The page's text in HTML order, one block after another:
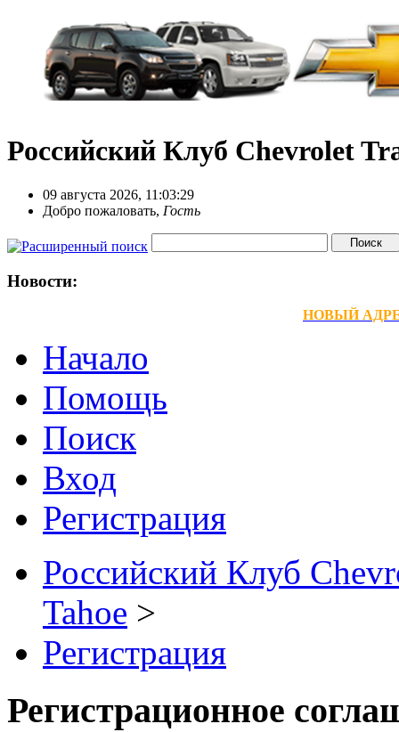
Российский Клуб Chevrolet
09 августа 2026, 11:03:29
Добро пожаловать, Гость
Новости:
НОВЫЙ АДРЕС
Начало
Помощь
Поиск
Вход
Регистрация
Российский Клуб
Tahoe >
Регистрация
Регистрационное